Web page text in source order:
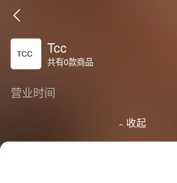
Tcc
共有0款商品
营业时间
收起